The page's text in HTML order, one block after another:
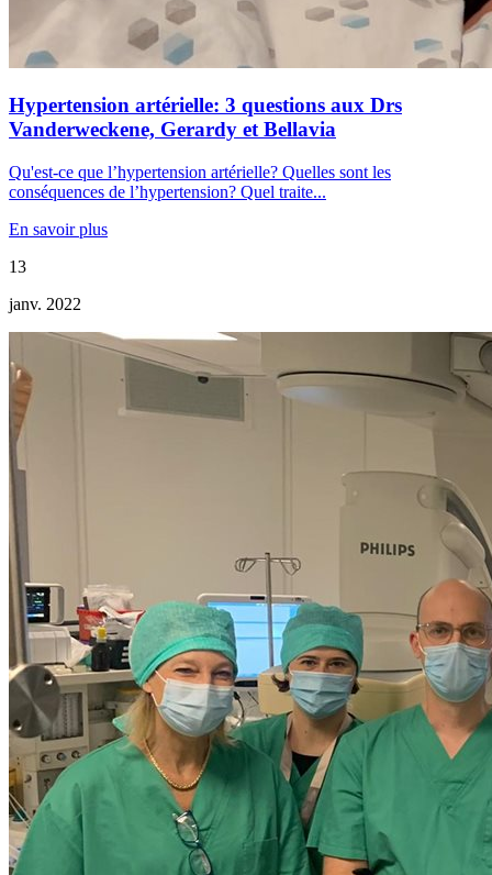
Hypertension artérielle: 3 questions aux Drs
Vanderweckene, Gerardy et Bellavia
Qu'est-ce que l’hypertension artérielle? Quelles sont les
conséquences de l’hypertension? Quel traite...
En savoir plus
13
janv. 2022